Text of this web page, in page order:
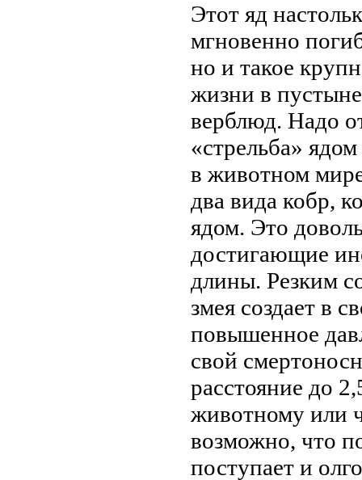
Этот яд
мгновенно
но и такое
жизни в
верблюд. Надо
«стрельба»
в животном
два вида кобр,
ядом. Это
достигающие
длины. Резким
змея создает в
повышенное
свой
расстояние до
животному или
возможно, что
поступает и